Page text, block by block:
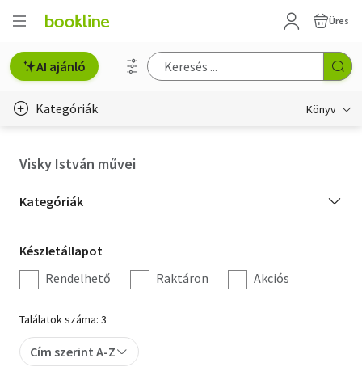
Üres
AI ajánló
Kategóriák Könyv
Hobbi, szabadidő
Irodalom
Művészet
Szakkönyv
Visky István művei
Kategória
szűrés
Kategóriák
Készletállapot
szűrés
Készletállapot
Rendelhető
Raktáron Akciós
Találatok száma: 3
Cím szerint A-Z